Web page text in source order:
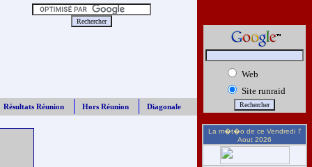
Résultats Réunion Hors Réunion Diagonale
Web
Site runraid
La m�t�o de ce Vendredi 7
Aout 2026